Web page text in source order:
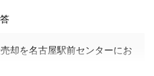
却を名古屋駅前センターにお